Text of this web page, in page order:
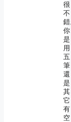
很
不
錯
你
是
用
五
筆
還
是
其
它
有
空